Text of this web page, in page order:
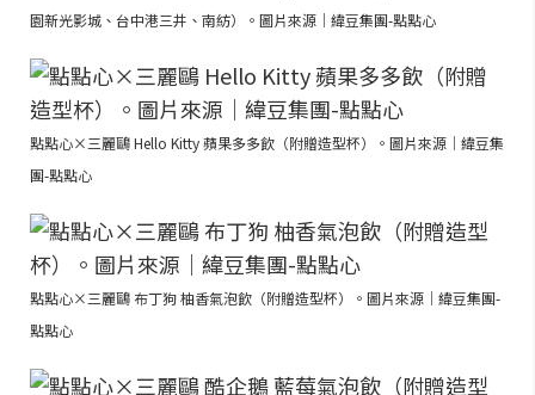
園新光影城、台中港三井、南紡）。圖片來源｜緯豆集團-點點心
點點心×三麗鷗 Hello Kitty 蘋果多多飲（附贈造型杯）。圖片來源｜緯豆集
團-點點心
點點心×三麗鷗 布丁狗 柚香氣泡飲（附贈造型杯）。圖片來源｜緯豆集團-
點點心